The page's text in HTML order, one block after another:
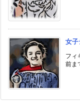
女子
フィ
前ま